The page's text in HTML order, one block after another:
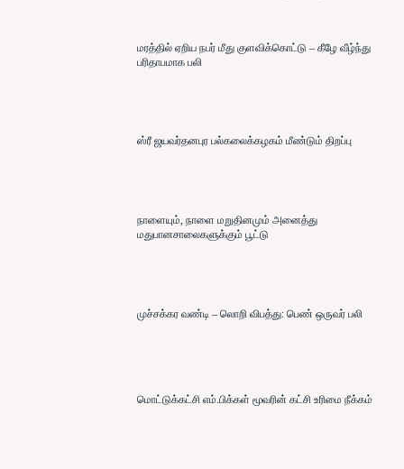
மரத்தில் ஏறிய நபர் மீது குளவிக்கொட்டு – கீழே வீழ்ந்து
பரிதாபமாக பலி
ஸ்ரீ ஜயவர்தனபுர பல்கலைக்கழகம் மீண்டும் திறப்பு
நாளையும், நாளை மறுதினமும் அனைத்து
மதுபானசாலைகளுக்கும் பூட்டு
முச்சக்கர வண்டி – லொறி விபத்து: பெண் ஒருவர் பலி
மொட்டுக்கட்சி எம்.பிக்கள் மூவரின் கட்சி உரிமை நீக்கம்